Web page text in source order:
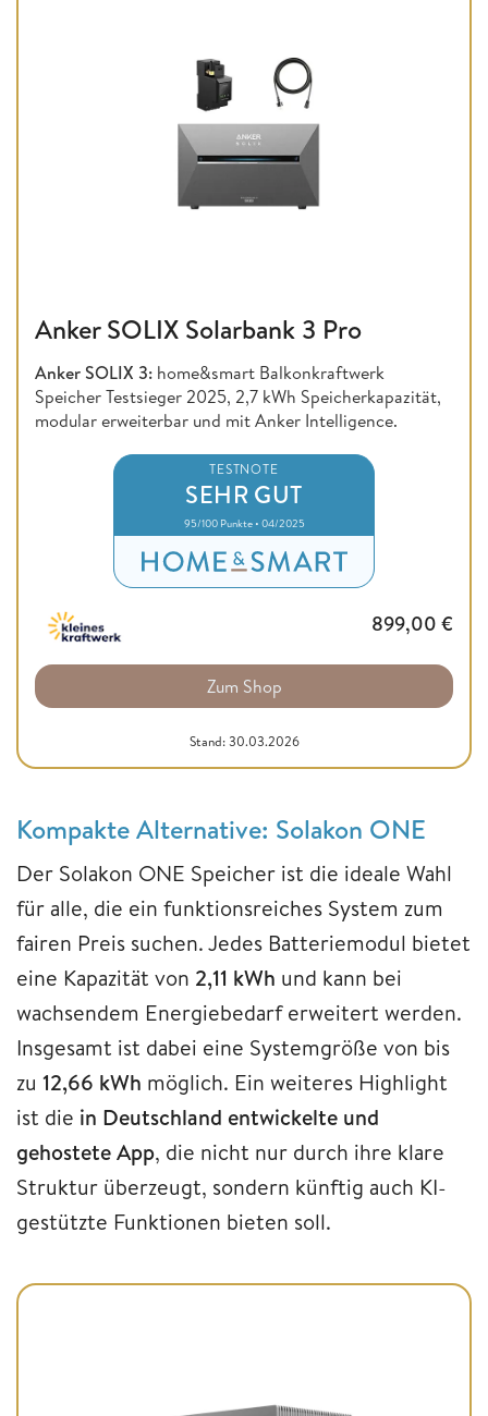
Anker SOLIX Solarbank 3 Pro
Anker SOLIX 3: home&smart Balkonkraftwerk
Speicher Testsieger 2025, 2,7 kWh Speicherkapazität,
modular erweiterbar und mit Anker Intelligence.
TESTNOTE
SEHR GUT
95/100 Punkte • 04/2025
899,00 €
Zum Shop
Stand: 30.03.2026
Kompakte Alternative: Solakon ONE
Der Solakon ONE Speicher ist die ideale Wahl
für alle, die ein funktionsreiches System zum
fairen Preis suchen. Jedes Batteriemodul bietet
eine Kapazität von 2,11 kWh und kann bei
wachsendem Energiebedarf erweitert werden.
Insgesamt ist dabei eine Systemgröße von bis
zu 12,66 kWh möglich. Ein weiteres Highlight
ist die in Deutschland entwickelte und
gehostete App, die nicht nur durch ihre klare
Struktur überzeugt, sondern künftig auch KI-
gestützte Funktionen bieten soll.